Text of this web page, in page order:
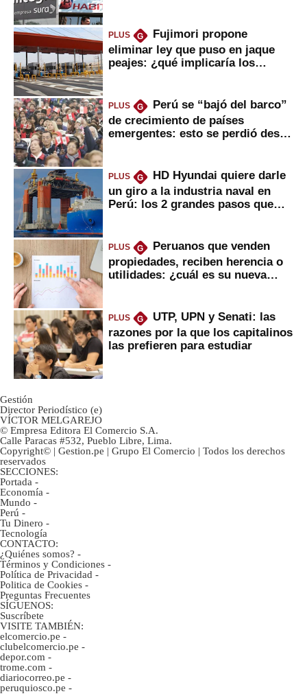
PLUS G
Fujimori propone
eliminar ley que puso en jaque
peajes: ¿qué implicaría los
PLUS G
Perú se “bajó del barco”
de crecimiento de países
emergentes: esto se perdió desde
PLUS G
HD Hyundai quiere darle
un giro a la industria naval en
Perú: los 2 grandes pasos que
PLUS G
Peruanos que venden
propiedades, reciben herencia o
utilidades: ¿cuál es su nueva
PLUS G
UTP, UPN y Senati: las
razones por la que los capitalinos
las prefieren para estudiar
Gestión
Director Periodístico (e)
VÍCTOR MELGAREJO
© Empresa Editora El Comercio S.A.
Calle Paracas #532, Pueblo Libre, Lima.
Copyright© | Gestion.pe | Grupo El Comercio | Todos los derechos
reservados
SECCIONES:
Portada -
Economía -
Mundo -
Perú -
Tu Dinero -
Tecnología
CONTACTO:
¿Quiénes somos? -
Términos y Condiciones -
Política de Privacidad -
Politica de Cookies -
Preguntas Frecuentes
SÍGUENOS:
Suscríbete
VISITE TAMBIÉN:
elcomercio.pe -
clubelcomercio.pe -
depor.com -
trome.com -
diariocorreo.pe -
peruquiosco.pe -